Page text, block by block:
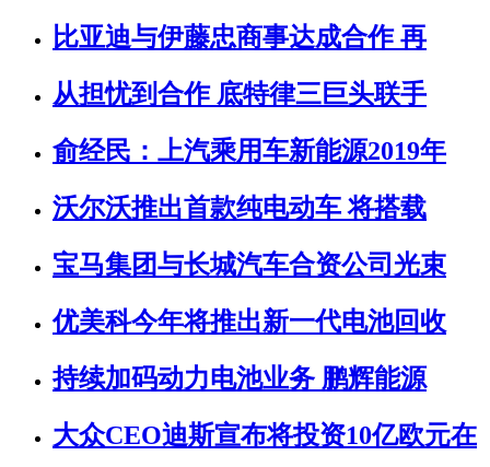
比亚迪与伊藤忠商事达成合作 再
从担忧到合作 底特律三巨头联手
俞经民：上汽乘用车新能源2019年
沃尔沃推出首款纯电动车 将搭载
宝马集团与长城汽车合资公司光束
优美科今年将推出新一代电池回收
持续加码动力电池业务 鹏辉能源
大众CEO迪斯宣布将投资10亿欧元在